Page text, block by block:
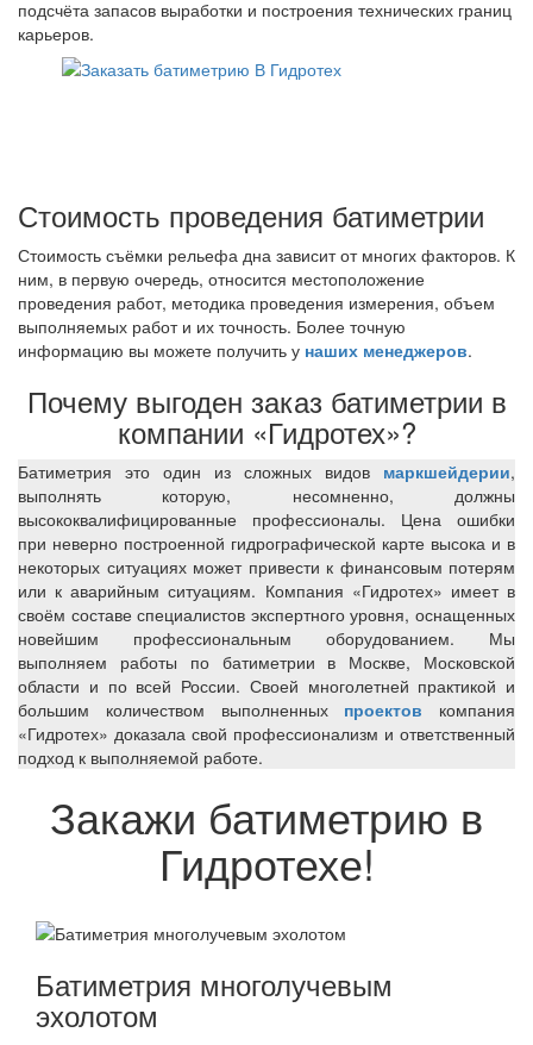
подсчёта запасов выработки и построения технических границ
карьеров.
Стоимость проведения батиметрии
Стоимость съёмки рельефа дна зависит от многих факторов. К
ним, в первую очередь, относится местоположение
проведения работ, методика проведения измерения, объем
выполняемых работ и их точность. Более точную
информацию вы можете получить у наших менеджеров.
Почему выгоден заказ батиметрии в
компании «Гидротех»?
Батиметрия это один из сложных видов маркшейдерии,
выполнять которую, несомненно, должны
высококвалифицированные профессионалы. Цена ошибки
при неверно построенной гидрографической карте высока и в
некоторых ситуациях может привести к финансовым потерям
или к аварийным ситуациям. Компания «Гидротех» имеет в
своём составе специалистов экспертного уровня, оснащенных
новейшим профессиональным оборудованием. Мы
выполняем работы по батиметрии в Москве, Московской
области и по всей России. Своей многолетней практикой и
большим количеством выполненных проектов компания
«Гидротех» доказала свой профессионализм и ответственный
подход к выполняемой работе.
Закажи батиметрию в
Гидротехе!
Батиметрия многолучевым
эхолотом